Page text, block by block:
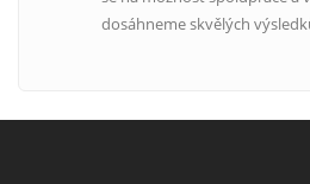
dosáhneme skvělých